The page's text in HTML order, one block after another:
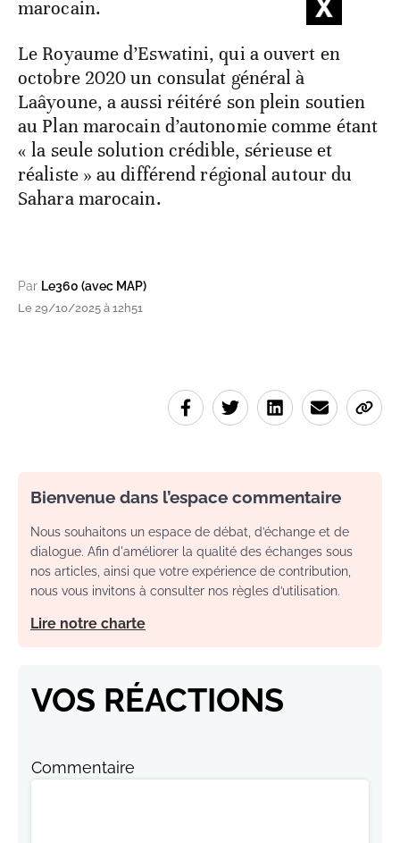
marocain.
Le Royaume d’Eswatini, qui a ouvert en
octobre 2020 un consulat général à
Laâyoune, a aussi réitéré son plein soutien
au Plan marocain d’autonomie comme étant
« la seule solution crédible, sérieuse et
réaliste » au différend régional autour du
Sahara marocain.
Par Le360 (avec MAP)
Le 29/10/2025 à 12h51
Bienvenue dans l’espace commentaire
Nous souhaitons un espace de débat, d’échange et de
dialogue. Afin d'améliorer la qualité des échanges sous
nos articles, ainsi que votre expérience de contribution,
nous vous invitons à consulter nos règles d’utilisation.
Lire notre charte
VOS RÉACTIONS
Commentaire